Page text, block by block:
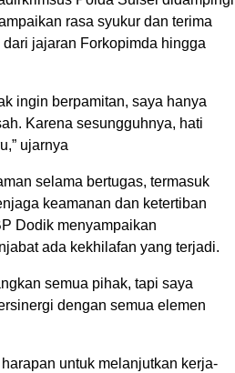
rasa syukur dan terima
jajaran Forkopimda hingga
ingin berpamitan, saya hanya
Karena sesungguhnya, hati
ujarnya
selama bertugas, termasuk
keamanan dan ketertiban
Dodik menyampaikan
ada kekhilafan yang terjadi.
semua pihak, tapi saya
dengan semua elemen
untuk melanjutkan kerja-